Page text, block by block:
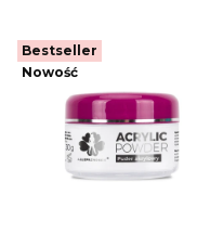
Bestseller
Nowość